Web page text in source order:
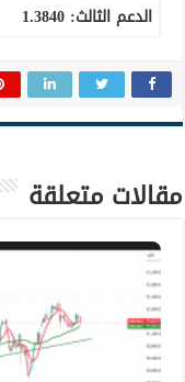
الدعم الثالث:
مقالات متعلقة